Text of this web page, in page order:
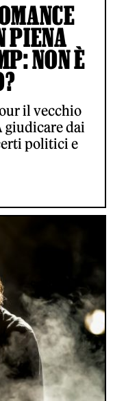
PIENA
NON È
il vecchio
giudicare dai
politici e